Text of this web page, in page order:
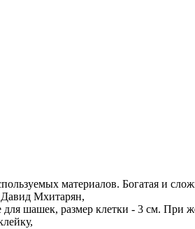
материалов. Богатая и
Давид Мхитарян,
для шашек, размер клетки - 3 см.